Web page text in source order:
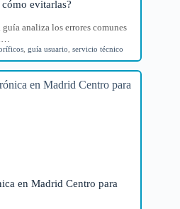
evitarlas?
analiza los errores comunes
guía usuario servicio técnico
en Madrid Centro para